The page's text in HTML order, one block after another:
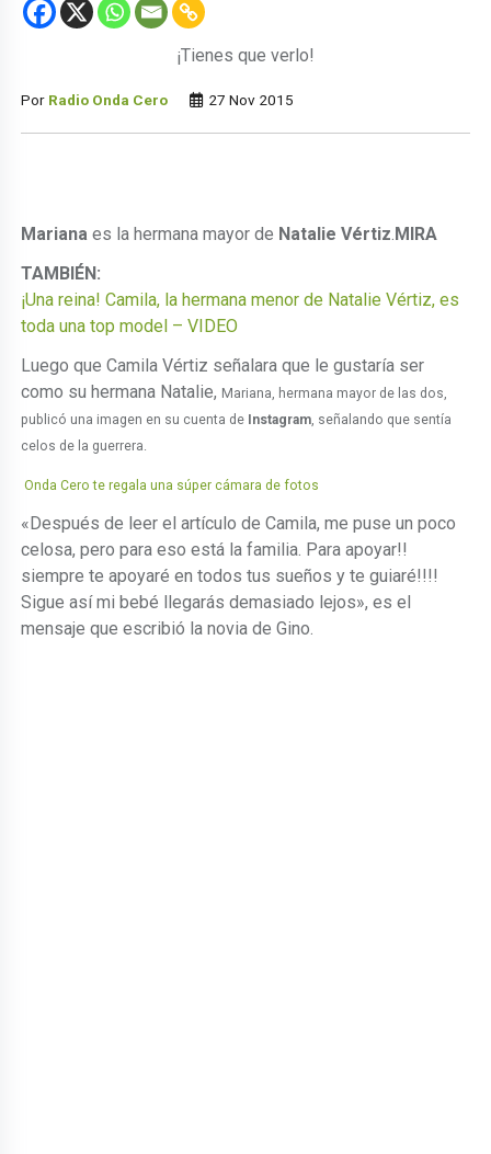
¡Tienes que verlo!
Por Radio Onda Cero 27 Nov 2015
Mariana es la hermana mayor de Natalie Vértiz MIRA
TAMBIÉN:
¡Una reina! Camila, la hermana menor de Natalie Vértiz, es
toda una top model – VIDEO
Luego que Camila Vértiz señalara que le gustaría ser
como su hermana Natalie, Mariana, hermana mayor de las dos,
publicó una imagen en su cuenta de Instagram , señalando que sentía
celos de la guerrera.
Onda Cero te regala una súper cámara de fotos
«Después de leer el artículo de Camila, me puse un poco
celosa, pero para eso está la familia. Para apoyar!!
siempre te apoyaré en todos tus sueños y te guiaré!!!!
Sigue así mi bebé llegarás demasiado lejos», es el
mensaje que escribió la novia de Gino.